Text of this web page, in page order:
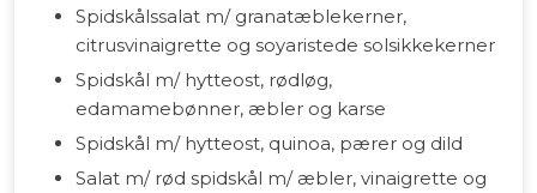
Spidskålssalat m/ granatæblekerner,
citrusvinaigrette og soyaristede solsikkekerner
Spidskål m/ hytteost, rødløg,
edamamebønner, æbler og karse
Spidskål m/ hytteost, quinoa, pærer og dild
Salat m/ rød spidskål m/ æbler, vinaigrette og